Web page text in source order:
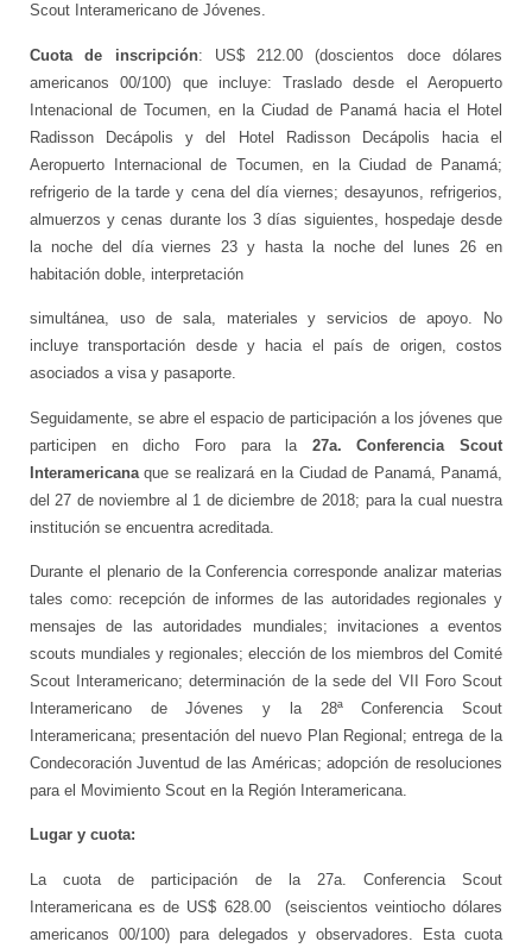
Scout Interamericano de Jóvenes.
Cuota de inscripción: US$ 212.00 (doscientos doce dólares
americanos 00/100) que incluye: Traslado desde el Aeropuerto
Intenacional de Tocumen, en la Ciudad de Panamá hacia el Hotel
Radisson Decápolis y del Hotel Radisson Decápolis hacia el
Aeropuerto Internacional de Tocumen, en la Ciudad de Panamá;
refrigerio de la tarde y cena del día viernes; desayunos, refrigerios,
almuerzos y cenas durante los 3 días siguientes, hospedaje desde
la noche del día viernes 23 y hasta la noche del lunes 26 en
habitación doble, interpretación
simultánea, uso de sala, materiales y servicios de apoyo. No
incluye transportación desde y hacia el país de origen, costos
asociados a visa y pasaporte.
Seguidamente, se abre el espacio de participación a los jóvenes que
participen en dicho Foro para la 27a. Conferencia Scout
Interamericana que se realizará en la Ciudad de Panamá, Panamá,
del 27 de noviembre al 1 de diciembre de 2018; para la cual nuestra
institución se encuentra acreditada.
Durante el plenario de la Conferencia corresponde analizar materias
tales como: recepción de informes de las autoridades regionales y
mensajes de las autoridades mundiales; invitaciones a eventos
scouts mundiales y regionales; elección de los miembros del Comité
Scout Interamericano; determinación de la sede del VII Foro Scout
Interamericano de Jóvenes y la 28ª Conferencia Scout
Interamericana; presentación del nuevo Plan Regional; entrega de la
Condecoración Juventud de las Américas; adopción de resoluciones
para el Movimiento Scout en la Región Interamericana.
Lugar y cuota:
La cuota de participación de la 27a. Conferencia Scout
Interamericana es de US$ 628.00 (seiscientos veintiocho dólares
americanos 00/100) para delegados y observadores. Esta cuota